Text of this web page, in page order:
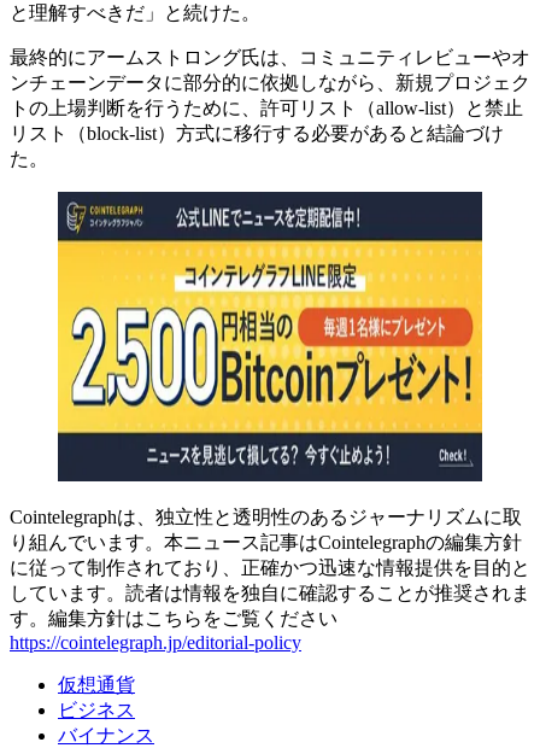
と理解すべきだ」と続けた。
最終的にアームストロング氏は、コミュニティレビューやオ
ンチェーンデータに部分的に依拠しながら、新規プロジェク
トの上場判断を行うために、許可リスト（allow-list）と禁止
リスト（block-list）方式に移行する必要があると結論づけ
た。
Cointelegraphは、独立性と透明性のあるジャーナリズムに取
り組んでいます。本ニュース記事はCointelegraphの編集方針
に従って制作されており、正確かつ迅速な情報提供を目的と
しています。読者は情報を独自に確認することが推奨されま
す。編集方針はこちらをご覧ください
https://cointelegraph.jp/editorial-policy
仮想通貨
ビジネス
バイナンス